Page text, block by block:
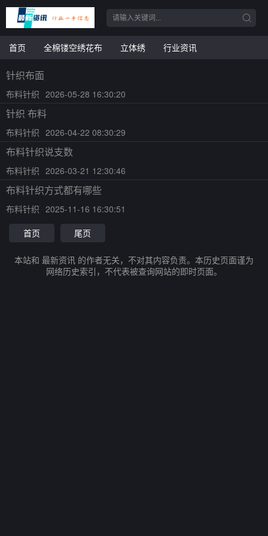
首页 全棉镂空绣花布 立体绣 行业资讯
针织布面
布料针织 2026-05-28 16:30:20
针织 布料
布料针织 2026-04-22 08:30:29
布料针织说支数
布料针织 2026-03-21 12:30:46
布料针织方式都有哪些
布料针织 2025-11-16 16:30:51
首页
尾页
本站和 最新资讯 的作者无关，不对其内容负责。本历史页面谨为
网络历史索引，不代表被查询网站的即时页面。